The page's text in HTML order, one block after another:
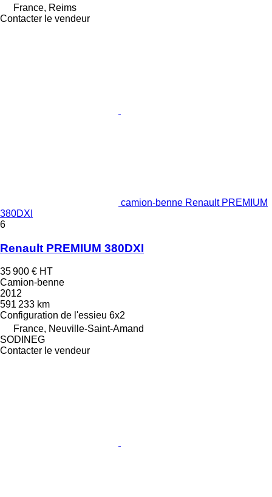
France, Reims
Contacter le vendeur
camion-benne Renault PREMIUM
380DXI
6
Renault PREMIUM 380DXI
35 900 € HT
Camion-benne
2012
591 233 km
Configuration de l'essieu 6x2
France, Neuville-Saint-Amand
SODINEG
Contacter le vendeur